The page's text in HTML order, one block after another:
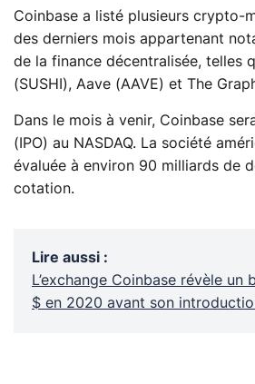
Coinbase a listé plusieurs crypto-
des derniers mois appartenant
de la finance décentralisée, telles
(SUSHI), Aave (AAVE) et The
Dans le mois à venir, Coinbase
(IPO) au NASDAQ. La société
évaluée à environ 90 milliards de
cotation.
Lire aussi :
L’exchange Coinbase révèle un
$ en 2020 avant son